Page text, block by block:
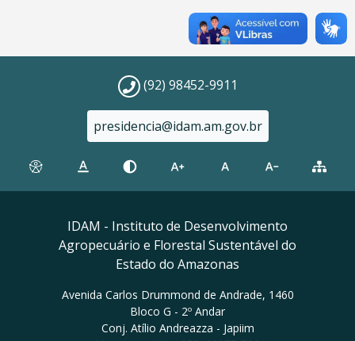
(92) 98452-9911
presidencia@idam.am.gov.br
IDAM - Instituto de Desenvolvimento
Agropecuário e Florestal Sustentável do
Estado do Amazonas
Avenida Carlos Drummond de Andrade, 1460
Bloco G - 2º Andar
Conj. Atílio Andreazza - Japiim